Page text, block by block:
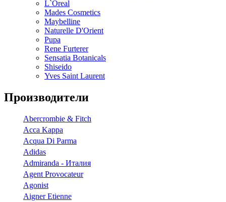
L`Oreal
Mades Cosmetics
Maybelline
Naturelle D'Orient
Pupa
Rene Furterer
Sensatia Botanicals
Shiseido
Yves Saint Laurent
Производители
Abercrombie & Fitch
Acca Kappa
Acqua Di Parma
Adidas
Admiranda - Италия
Agent Provocateur
Agonist
Aigner Etienne